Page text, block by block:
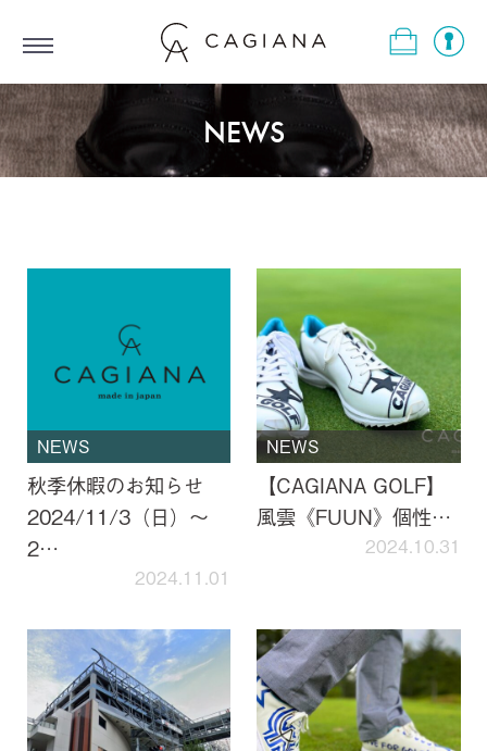
Menu
NEWS
NEWS
秋季休暇のお知らせ
2024/11/3（日）～
2…
2024.11.01
NEWS
【CAGIANA GOLF】
風雲《FUUN》個性…
2024.10.31